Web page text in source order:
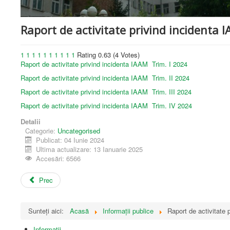
vedere
care
utilizează
cititor
ecran;
Apăsați
Control-
F10
pentru
deschide
meniu
accesibilitate.
Raport de activitate privind incidenta
1 1 1 1 1 1 1 1 1 1 Rating 0.63 (4 Votes)
Raport de activitate privind incidenta IAAM Trim. I 2024
Raport de activitate privind incidenta IAAM Trim. II 2024
Raport de activitate privind incidenta IAAM Trim. III 2024
Raport de activitate privind incidenta IAAM Trim. IV 2024
Detalii
Categorie: Uncategorised
Publicat: 04 Iunie 2024
Ultima actualizare: 13 Ianuarie 2025
Accesări: 6566
Prec
Sunteți aici: Acasă Informații publice
Raport de activitate